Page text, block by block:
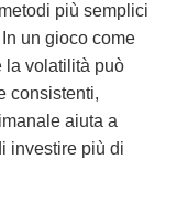
più semplici
un gioco come
la volatilità può
consistenti,
aiuta a
investire più di